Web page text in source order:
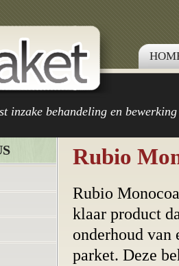
inzake behandeling en
Rubio
Rubio
klaar product
onderhoud van
parket. Deze